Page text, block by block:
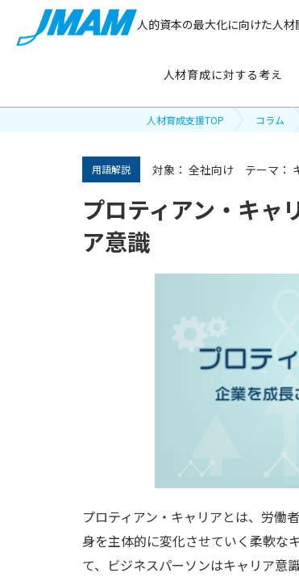
人的資本の最大化に向けた人
人材育成に対する考え
サービス紹介
主要テーマから探す
新人・若手社員育成
人材育成支援TOP コラム
用語解説 対象： 全社向け テーマ：
プロティアン・キャ
ア意識
プロティアン・キャリアとは、労働
身を主体的に変化させていく柔軟な
て、ビジネスパーソンはキャリア意